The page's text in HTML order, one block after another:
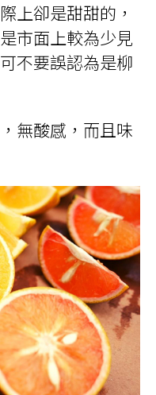
上卻是甜甜的，
市面上較為少見
不要誤認為是柳
無酸感，而且味